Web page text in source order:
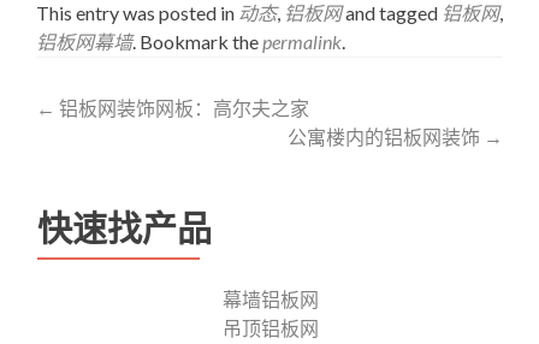
This entry was posted in 动态, 铝板网and tagged 铝板网,
铝板网幕墙. Bookmark thepermalink.
Post
← 铝板网装饰网板：高尔夫之家
公寓楼内的铝板网装饰 →
快速找产品
幕墙铝板网
吊顶铝板网